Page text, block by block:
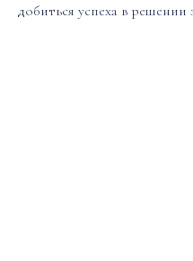
добиться успеха в решении